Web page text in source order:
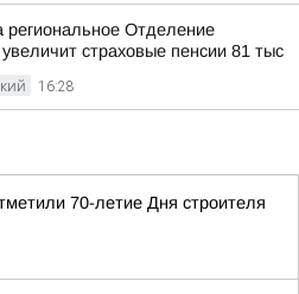
региональное Отделение
страховые пенсии 81 тыс
16:28
70-летие Дня строителя